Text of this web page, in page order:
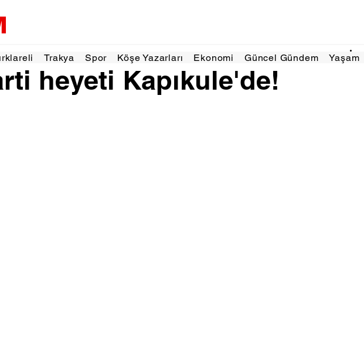
Trakya Spor Köşe Yazarları Ekonomi Güncel Gündem Yaşam
heyeti Kapıkule'de!
5 Ağu 2025 2 dakikada okunur